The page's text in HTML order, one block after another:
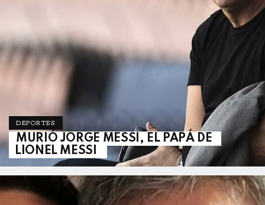
DEPORTES
MURIÓ JORGE MESSI, EL PAPÁ DE
LIONEL MESSI